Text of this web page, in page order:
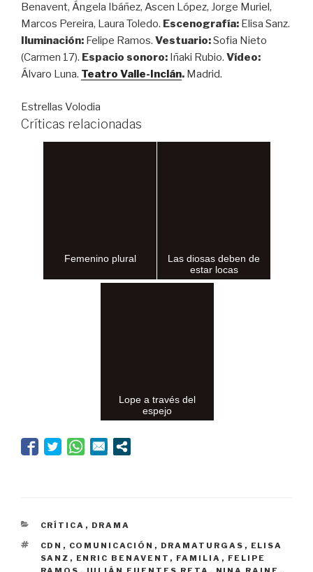
Benavent, Ángela Ibáñez, Ascen López, Jorge Muriel,
Marcos Pereira, Laura Toledo. Escenografía: Elisa Sanz.
Iluminación: Felipe Ramos. Vestuario:Sofia Nieto
(Carmen 17). Espacio sonoro: Iñaki Rubio. Vídeo:
Álvaro Luna. Teatro Valle-Inclán. Madrid.
Estrellas Volodia
Críticas relacionadas
Femenino plural
Las diosas deben de
estar locas
Lope a través del
espejo
CATEGORÍAS
CRÍTICA , DRAMA
ETIQUETAS
CDN , COMUNICACIÓN , DRAMATURGAS , ELISA
SANZ , ENRIC BENAVENT , FAMILIA , FELIPE